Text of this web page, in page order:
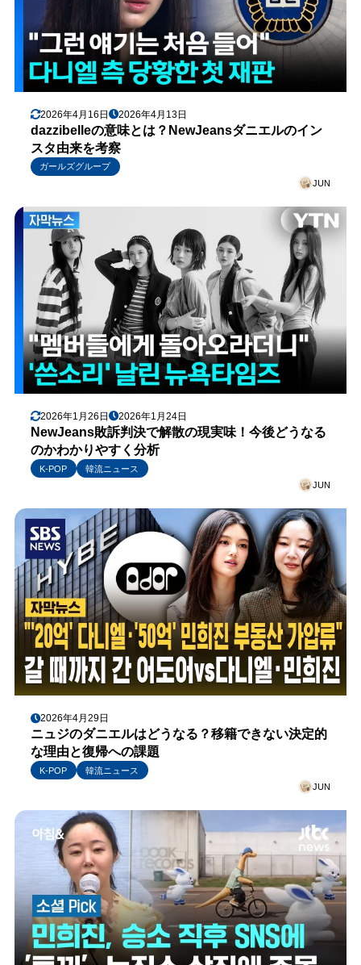
2026年4月16日 2026年4月13日
dazzibelleの意味とは？NewJeansダニエルのイン
スタ由来を考察
ガールズグループ
JUN
2026年1月26日 2026年1月24日
NewJeans敗訴判決で解散の現実味！今後どうなる
のかわかりやすく分析
K-POP
韓流ニュース
JUN
2026年4月29日
ニュジのダニエルはどうなる？移籍できない決定的
な理由と復帰への課題
K-POP
韓流ニュース
JUN